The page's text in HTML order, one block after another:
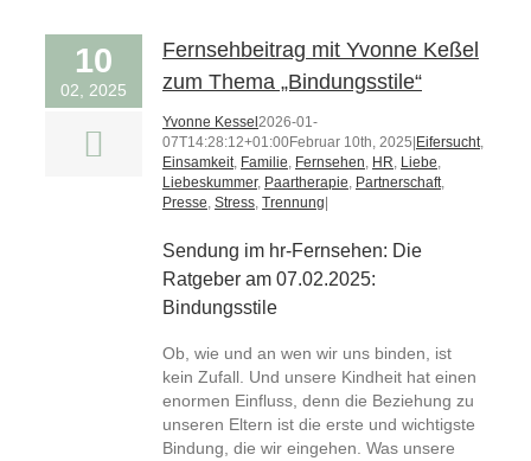
10
02, 2025
Fernsehbeitrag mit Yvonne Keßel
zum Thema „Bindungsstile“
Yvonne Kessel 2026-01-
07T14:28:12+01:00Februar 10th, 2025 Eifersucht,
Einsamkeit, Familie, Fernsehen, HR, Liebe,
Liebeskummer, Paartherapie, Partnerschaft,
Presse, Stress, Trennung
Sendung im hr-Fernsehen: Die
Ratgeber am 07.02.2025:
Bindungsstile
Ob, wie und an wen wir uns binden, ist
kein Zufall. Und unsere Kindheit hat einen
enormen Einfluss, denn die Beziehung zu
unseren Eltern ist die erste und wichtigste
Bindung, die wir eingehen. Was unsere